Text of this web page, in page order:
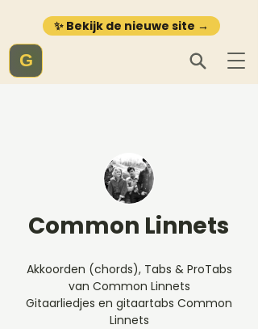
✨ Bekijk de nieuwe site →
G
Common Linnets
Akkoorden (chords), Tabs & ProTabs
van Common Linnets
Gitaarliedjes en gitaartabs Common
Linnets